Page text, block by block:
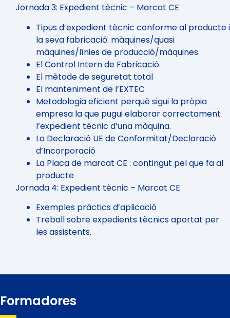
Jornada 3: Expedient tècnic – Marcat CE
Tipus d’expedient tècnic conforme al producte i
la seva fabricació: màquines/quasi
màquines/línies de producció/màquines
El Control Intern de Fabricació.
El mètode de seguretat total
El manteniment de l’EXTEC
Metodologia eficient perquè sigui la pròpia
empresa la que pugui elaborar correctament
l’expedient tècnic d’una màquina.
La Declaració UE de Conformitat/Declaració
d’Incorporació
La Placa de marcat CE : contingut pel que fa al
producte
Jornada 4: Expedient tècnic – Marcat CE
Exemples pràctics d’aplicació
Treball sobre expedients tècnics aportat per
les assistents.
Formadores